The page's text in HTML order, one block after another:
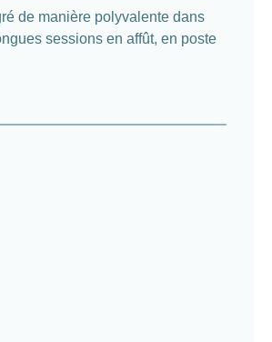
de manière polyvalente dans
sessions en affût, en poste